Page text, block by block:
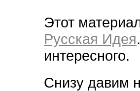
Этот
Русская Идея
интересного.
Снизу давим